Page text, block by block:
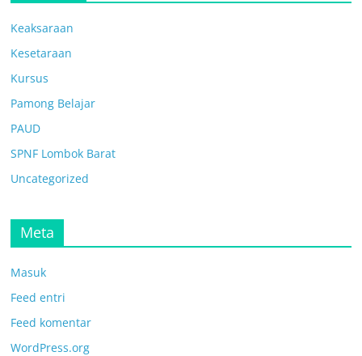
Keaksaraan
Kesetaraan
Kursus
Pamong Belajar
PAUD
SPNF Lombok Barat
Uncategorized
Meta
Masuk
Feed entri
Feed komentar
WordPress.org